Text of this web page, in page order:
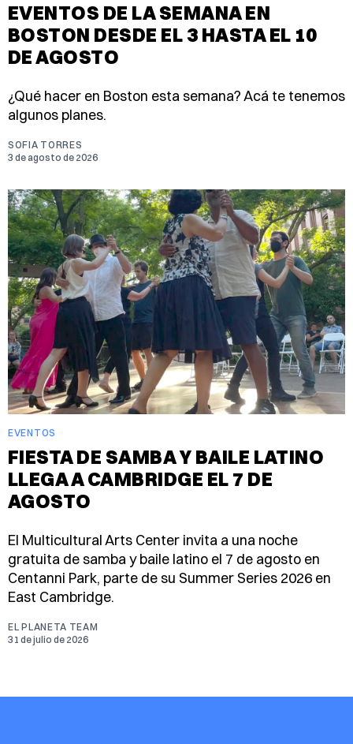
EVENTOS DE LA SEMANA EN
BOSTON DESDE EL 3 HASTA EL 10
DE AGOSTO
¿Qué hacer en Boston esta semana? Acá te tenemos
algunos planes.
SOFIA TORRES
3 de agosto de 2026
EVENTOS
FIESTA DE SAMBA Y BAILE LATINO
LLEGA A CAMBRIDGE EL 7 DE
AGOSTO
El Multicultural Arts Center invita a una noche
gratuita de samba y baile latino el 7 de agosto en
Centanni Park, parte de su Summer Series 2026 en
East Cambridge.
EL PLANETA TEAM
31 de julio de 2026